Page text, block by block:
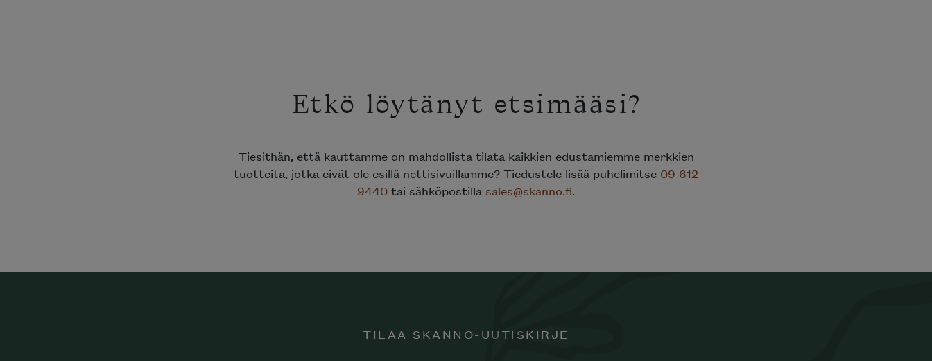
Etkö löytänyt etsimääsi?
Tiesithän, että kauttamme on mahdollista tilata kaikkien edustamiemme merkkien
tuotteita, jotka eivät ole esillä nettisivuillamme? Tiedustele lisää puhelimitse09 612
9440tai sähköpostillasales@skanno.fi.
TILAA SKANNO-UUTISKIRJE